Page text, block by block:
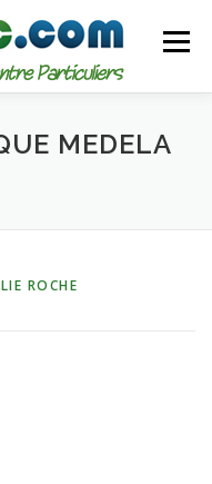
Menu
MEDELA
ROCHE